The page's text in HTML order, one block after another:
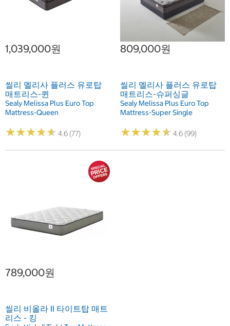
1,039,000원
씰리 멜리사 플러스 유로탑
매트리스-퀸
Sealy Melissa Plus Euro Top
Mattress-Queen
★★★★★
★★★★★ 4.6 (77)
809,000원
씰리 멜리사 플러스 유로탑
매트리스-슈퍼싱글
Sealy Melissa Plus Euro Top
Mattress-Super Single
★★★★★
★★★★★ 4.6 (99)
789,000원
씰리 비올라 II 타이트탑 매트
리스 - 킹